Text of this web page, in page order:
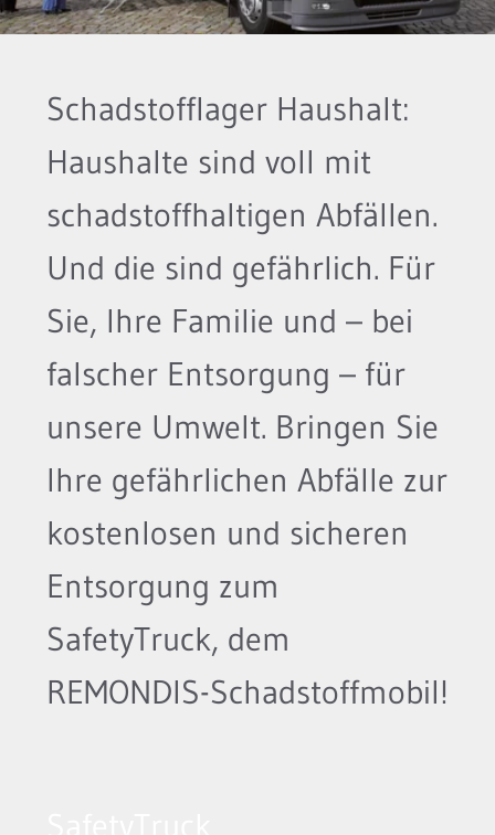
Schadstofflager Haushalt:
Haushalte sind voll mit
schadstoffhaltigen Abfällen.
Und die sind gefährlich. Für
Sie, Ihre Familie und – bei
falscher Entsorgung – für
unsere Umwelt. Bringen Sie
Ihre gefährlichen Abfälle zur
kostenlosen und sicheren
Entsorgung zum
SafetyTruck, dem
REMONDIS-Schadstoffmobil!